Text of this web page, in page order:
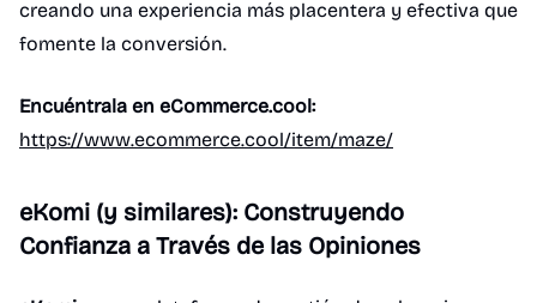
creando una experiencia más placentera y efectiva que
fomente la conversión.
Encuéntrala en eCommerce.cool:
https://www.ecommerce.cool/item/maze/
eKomi (y similares): Construyendo
Confianza a Través de las Opiniones